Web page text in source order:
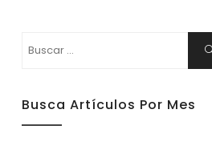
Busca Artículos Por Mes